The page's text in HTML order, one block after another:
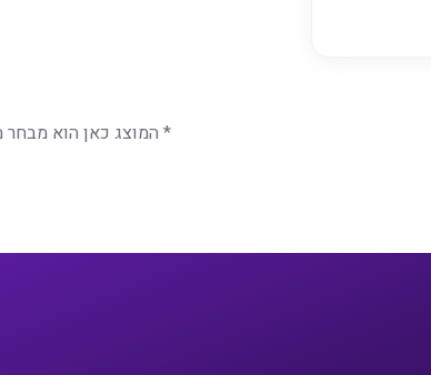
* המוצג כאן הוא